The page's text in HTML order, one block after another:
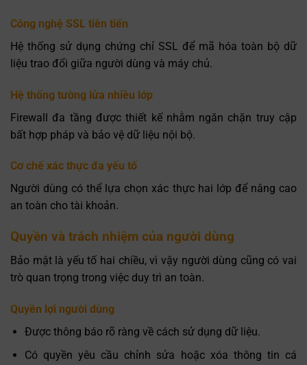
Công nghệ SSL tiên tiến
Hệ thống sử dụng chứng chỉ SSL để mã hóa toàn bộ dữ
liệu trao đổi giữa người dùng và máy chủ.
Hệ thống tường lửa nhiều lớp
Firewall đa tầng được thiết kế nhằm ngăn chặn truy cập
bất hợp pháp và bảo vệ dữ liệu nội bộ.
Cơ chế xác thực đa yếu tố
Người dùng có thể lựa chọn xác thực hai lớp để nâng cao
an toàn cho tài khoản.
Quyền và trách nhiệm của người dùng
Bảo mật là yếu tố hai chiều, vì vậy người dùng cũng có vai
trò quan trọng trong việc duy trì an toàn.
Quyền lợi người dùng
Được thông báo rõ ràng về cách sử dụng dữ liệu.
Có quyền yêu cầu chỉnh sửa hoặc xóa thông tin cá